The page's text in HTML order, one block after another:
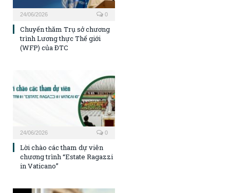
24/06/2026 0
Chuyến thăm Trụ sở chương
trình Lương thực Thế giới
(WFP) của ĐTC
24/06/2026 0
Lời chào các tham dự viên
chương trình “Estate Ragazzi
in Vaticano”